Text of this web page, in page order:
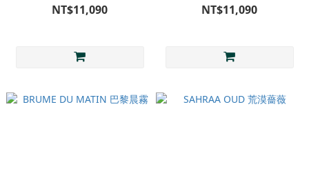
NT$11,090 NT$11,090